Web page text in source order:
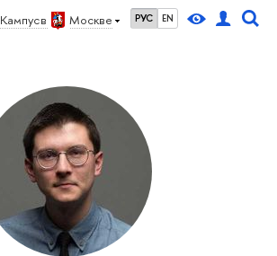
Кампус в Москве РУС EN